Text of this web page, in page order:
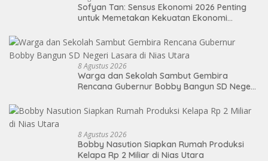
Sofyan Tan: Sensus Ekonomi 2026 Penting
untuk Memetakan Kekuatan Ekonomi
8 Agustus 2026
Warga dan Sekolah Sambut Gembira
Rencana Gubernur Bobby Bangun SD Negeri
8 Agustus 2026
Bobby Nasution Siapkan Rumah Produksi
Kelapa Rp 2 Miliar di Nias Utara